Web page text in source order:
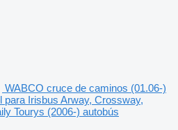
WABCO cruce de caminos (01.06-)
para Irisbus Arway, Crossway,
Tourys (2006-) autobús